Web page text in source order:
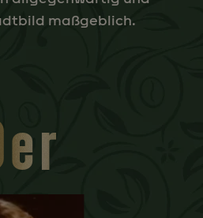
maßgeblich.